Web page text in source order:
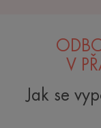
V
Jak se